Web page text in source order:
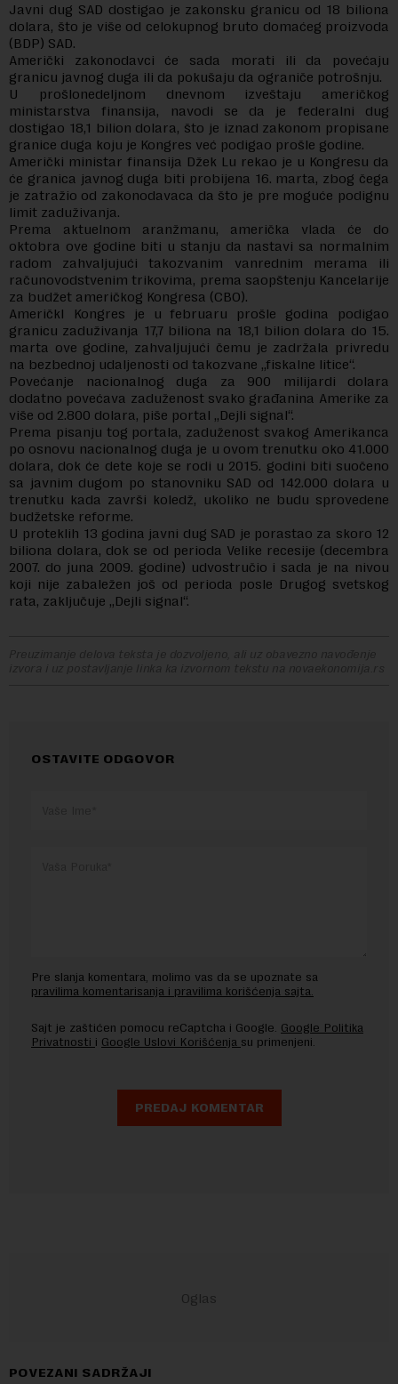
Javni dug SAD dostigao je zakonsku granicu od 18 biliona
dolara, što je više od celokupnog bruto domaćeg proizvoda
(BDP) SAD.
Američki zakonodavci će sada morati ili da povećaju
granicu javnog duga ili da pokušaju da ograniče potrošnju.
U prošlonedeljnom dnevnom izveštaju američkog
ministarstva finansija, navodi se da je federalni dug
dostigao 18,1 bilion dolara, što je iznad zakonom propisane
granice duga koju je Kongres već podigao prošle godine.
Američki ministar finansija Džek Lu rekao je u Kongresu da
će granica javnog duga biti probijena 16. marta, zbog čega
je zatražio od zakonodavaca da što je pre moguće podignu
limit zaduživanja.
Prema aktuelnom aranžmanu, američka vlada će do
oktobra ove godine biti u stanju da nastavi sa normalnim
radom zahvaljujući takozvanim vanrednim merama ili
računovodstvenim trikovima, prema saopštenju Kancelarije
za budžet američkog Kongresa (CBO).
AmeričkI Kongres je u februaru prošle godina podigao
granicu zaduživanja 17,7 biliona na 18,1 bilion dolara do 15.
marta ove godine, zahvaljujući čemu je zadržala privredu
na bezbednoj udaljenosti od takozvane „fiskalne litice“.
Povećanje nacionalnog duga za 900 milijardi dolara
dodatno povećava zaduženost svako građanina Amerike za
više od 2.800 dolara, piše portal „Dejli signal“.
Prema pisanju tog portala, zaduženost svakog Amerikanca
po osnovu nacionalnog duga je u ovom trenutku oko 41.000
dolara, dok će dete koje se rodi u 2015. godini biti suočeno
sa javnim dugom po stanovniku SAD od 142.000 dolara u
trenutku kada završi koledž, ukoliko ne budu sprovedene
budžetske reforme.
U proteklih 13 godina javni dug SAD je porastao za skoro 12
biliona dolara, dok se od perioda Velike recesije (decembra
2007. do juna 2009. godine) udvostručio i sada je na nivou
koji nije zabaležen još od perioda posle Drugog svetskog
rata, zaključuje „Dejli signal“.
Preuzimanje delova teksta je dozvoljeno, ali uz obavezno navođenje
izvora i uz postavljanje linka ka izvornom tekstu na novaekonomija.rs
OSTAVITE ODGOVOR
Pre slanja komentara, molimo vas da se upoznate sa
pravilima komentarisanja i pravilima korišćenja sajta.
Sajt je zaštićen pomocu reCaptcha i Google. Google Politika
Privatnosti i Google Uslovi Korišćenja su primenjeni.
POVEZANI SADRŽAJI